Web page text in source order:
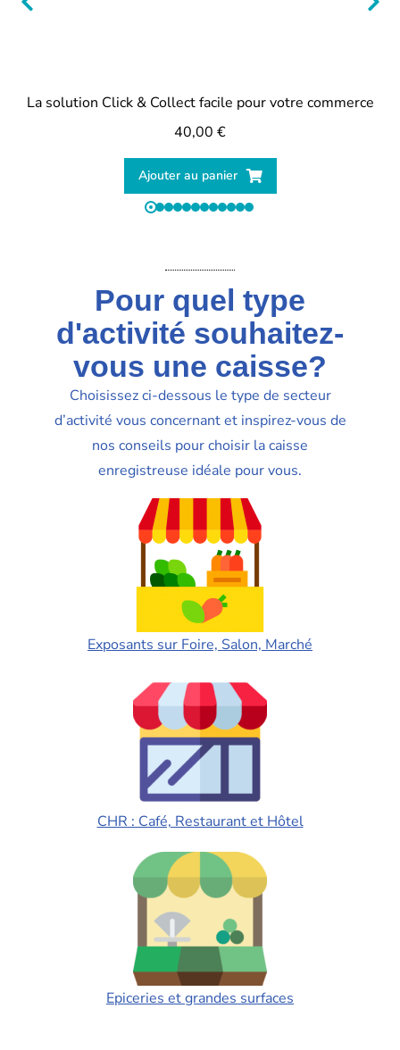
La solution Click & Collect facile pour votre commerce
40,00 €
Ajouter au panier
Pour quel type
d'activité souhaitez-
vous une caisse?
Choisissez ci-dessous le type de secteur
d’activité vous concernant et inspirez-vous de
nos conseils pour choisir la caisse
enregistreuse idéale pour vous.
Exposants sur Foire, Salon, Marché
CHR : Café, Restaurant et Hôtel
Epiceries et grandes surfaces